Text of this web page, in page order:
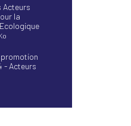
Acteurs
la
- Acteurs